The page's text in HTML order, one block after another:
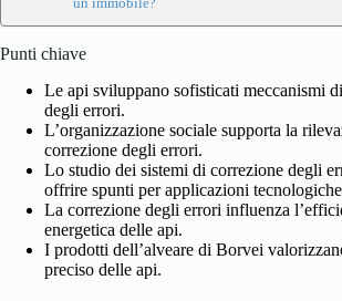
Punti chiave
Le api sviluppano sofisticati meccanismi
degli errori.
L’organizzazione sociale supporta la
correzione degli errori.
Lo studio dei sistemi di correzione degli
offrire spunti per applicazioni
La correzione degli errori influenza
energetica delle api.
I prodotti dell’alveare di Borvei
preciso delle api.